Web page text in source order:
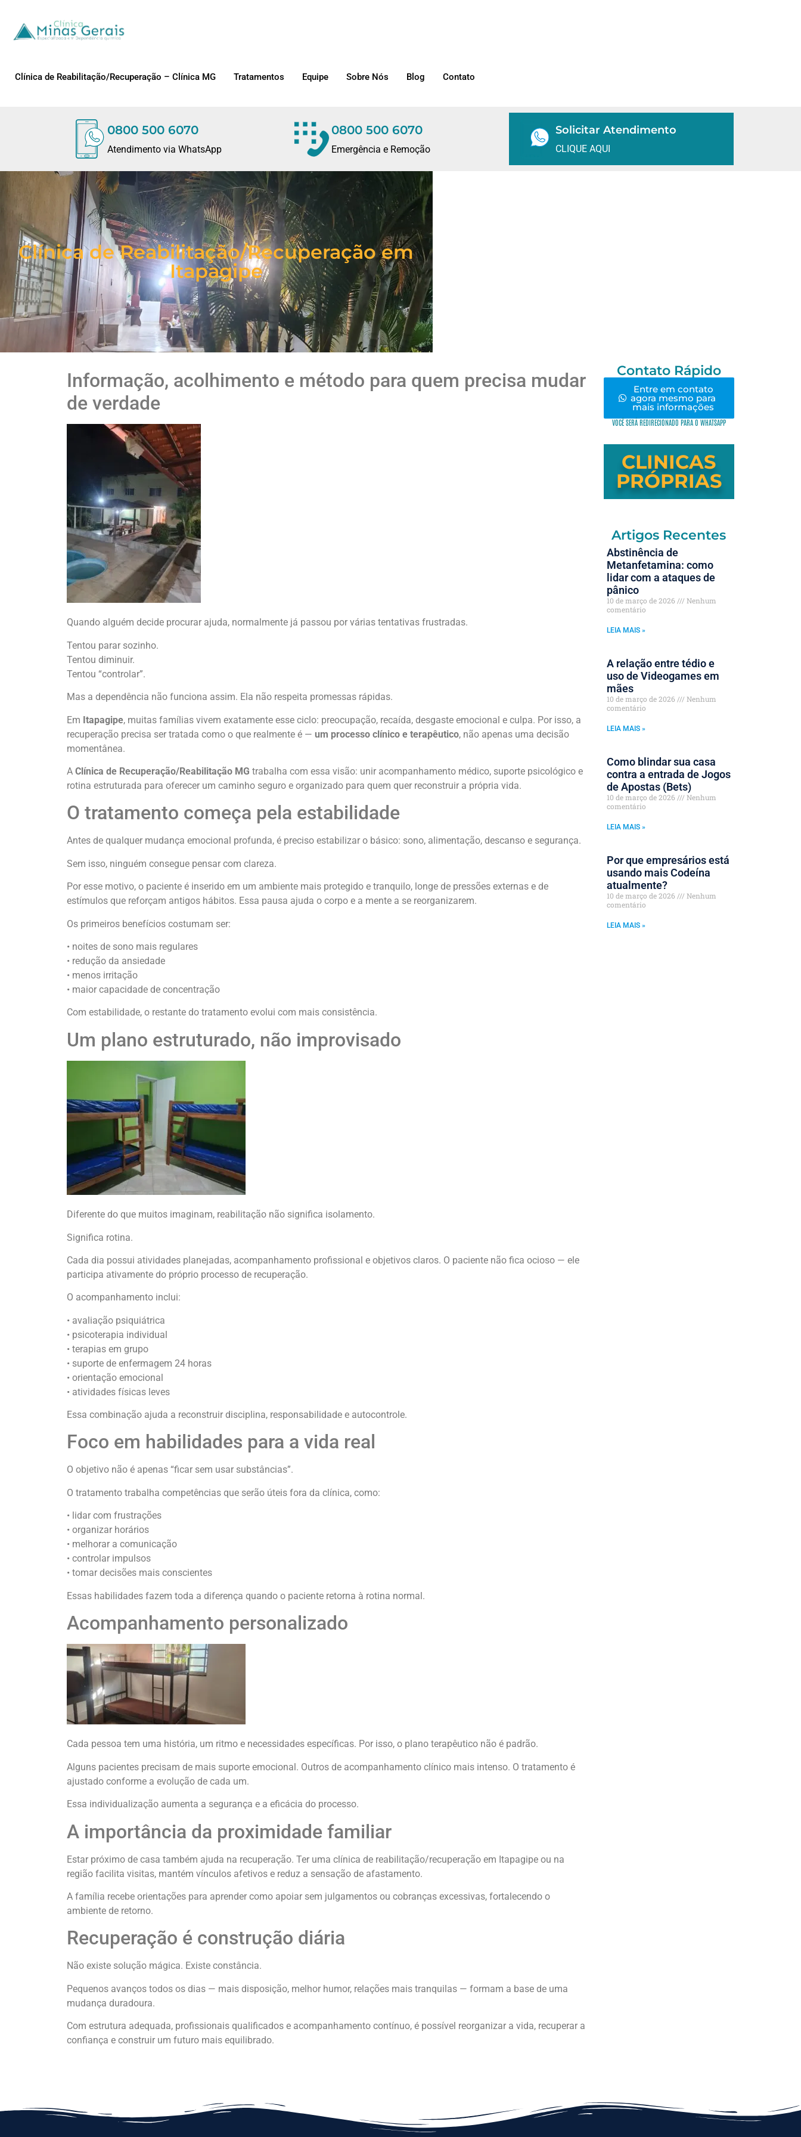
Clínica de Reabilitação/Recuperação – Clínica MG Tratamentos Equipe Sobre Nós Blog Contato
0800 500 6070
Atendimento via WhatsApp
0800 500 6070
Emergência e Remoção
Solicitar Atendimento
CLIQUE AQUI
Clínica de Reabilitação/Recuperação em
Itapagipe
Informação, acolhimento e método para quem precisa mudar
de verdade
Quando alguém decide procurar ajuda, normalmente já passou por várias tentativas frustradas.
Tentou parar sozinho.
Tentou diminuir.
Tentou “controlar”.
Mas a dependência não funciona assim. Ela não respeita promessas rápidas.
Em Itapagipe, muitas famílias vivem exatamente esse ciclo: preocupação, recaída, desgaste emocional e culpa. Por isso, a
recuperação precisa ser tratada como o que realmente é — um processo clínico e terapêutico, não apenas uma decisão
momentânea.
A Clínica de Recuperação/Reabilitação MG trabalha com essa visão: unir acompanhamento médico, suporte psicológico e
rotina estruturada para oferecer um caminho seguro e organizado para quem quer reconstruir a própria vida.
O tratamento começa pela estabilidade
Antes de qualquer mudança emocional profunda, é preciso estabilizar o básico: sono, alimentação, descanso e segurança.
Sem isso, ninguém consegue pensar com clareza.
Por esse motivo, o paciente é inserido em um ambiente mais protegido e tranquilo, longe de pressões externas e de
estímulos que reforçam antigos hábitos. Essa pausa ajuda o corpo e a mente a se reorganizarem.
Os primeiros benefícios costumam ser:
• noites de sono mais regulares
• redução da ansiedade
• menos irritação
• maior capacidade de concentração
Com estabilidade, o restante do tratamento evolui com mais consistência.
Um plano estruturado, não improvisado
Diferente do que muitos imaginam, reabilitação não significa isolamento.
Significa rotina.
Cada dia possui atividades planejadas, acompanhamento profissional e objetivos claros. O paciente não fica ocioso — ele
participa ativamente do próprio processo de recuperação.
O acompanhamento inclui:
• avaliação psiquiátrica
• psicoterapia individual
• terapias em grupo
• suporte de enfermagem 24 horas
• orientação emocional
• atividades físicas leves
Essa combinação ajuda a reconstruir disciplina, responsabilidade e autocontrole.
Foco em habilidades para a vida real
O objetivo não é apenas “ficar sem usar substâncias”.
O tratamento trabalha competências que serão úteis fora da clínica, como:
• lidar com frustrações
• organizar horários
• melhorar a comunicação
• controlar impulsos
• tomar decisões mais conscientes
Essas habilidades fazem toda a diferença quando o paciente retorna à rotina normal.
Acompanhamento personalizado
Cada pessoa tem uma história, um ritmo e necessidades específicas. Por isso, o plano terapêutico não é padrão.
Alguns pacientes precisam de mais suporte emocional. Outros de acompanhamento clínico mais intenso. O tratamento é
ajustado conforme a evolução de cada um.
Essa individualização aumenta a segurança e a eficácia do processo.
A importância da proximidade familiar
Estar próximo de casa também ajuda na recuperação. Ter uma clínica de reabilitação/recuperação em Itapagipe ou na
região facilita visitas, mantém vínculos afetivos e reduz a sensação de afastamento.
A família recebe orientações para aprender como apoiar sem julgamentos ou cobranças excessivas, fortalecendo o
ambiente de retorno.
Recuperação é construção diária
Não existe solução mágica. Existe constância.
Pequenos avanços todos os dias — mais disposição, melhor humor, relações mais tranquilas — formam a base de uma
mudança duradoura.
Com estrutura adequada, profissionais qualificados e acompanhamento contínuo, é possível reorganizar a vida, recuperar a
confiança e construir um futuro mais equilibrado.
Contato Rápido
Entre em contato
agora mesmo para
mais informações
VOCÊ SERÁ REDIRECIONADO PARA O WHATSAPP
CLINICAS
PRÓPRIAS
Artigos Recentes
Abstinência de
Metanfetamina: como
lidar com a ataques de
pânico
10 de março de 2026
Nenhum
comentário
LEIA MAIS »
A relação entre tédio e
uso de Videogames em
mães
10 de março de 2026
Nenhum
comentário
LEIA MAIS »
Como blindar sua casa
contra a entrada de Jogos
de Apostas (Bets)
10 de março de 2026
Nenhum
comentário
LEIA MAIS »
Por que empresários está
usando mais Codeína
atualmente?
10 de março de 2026
Nenhum
comentário
LEIA MAIS »